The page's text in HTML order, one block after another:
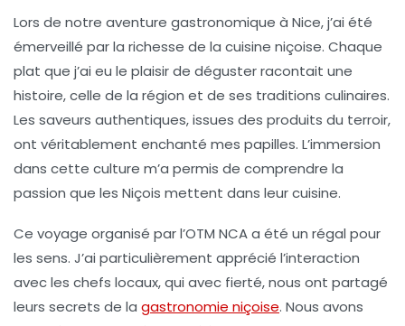
Lors de notre aventure gastronomique à Nice, j’ai été
émerveillé par la richesse de la cuisine niçoise. Chaque
plat que j’ai eu le plaisir de déguster racontait une
histoire, celle de la région et de ses traditions culinaires.
Les saveurs authentiques, issues des produits du terroir,
ont véritablement enchanté mes papilles. L’immersion
dans cette culture m’a permis de comprendre la
passion que les Niçois mettent dans leur cuisine.
Ce voyage organisé par l’OTM NCAa été un régal pour
les sens. J’ai particulièrement apprécié l’interaction
avec les chefs locaux, qui avec fierté, nous ont partagé
leurs secrets de la gastronomie niçoise. Nous avons